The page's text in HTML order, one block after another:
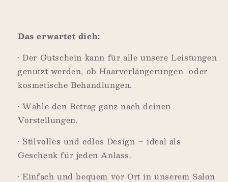
Das erwartet dich:
• Der Gutschein kann für alle unsere Leistungen
genutzt werden, ob Haarverlängerungen oder
kosmetische Behandlungen.
• Wähle den Betrag ganz nach deinen
Vorstellungen.
• Stilvolles und edles Design – ideal als
Geschenk für jeden Anlass.
• Einfach und bequem vor Ort in unserem Salon